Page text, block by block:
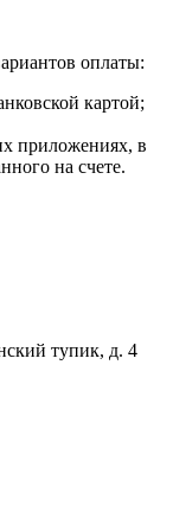
оплаты:
картой;
приложениях, в
на счете.
тупик, д. 4